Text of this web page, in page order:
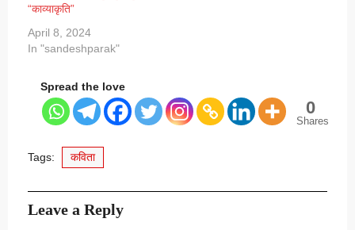
“काव्याकृति”
April 8, 2024
In "sandeshparak"
Spread the love
0
Shares
Tags: कविता
Leave a Reply